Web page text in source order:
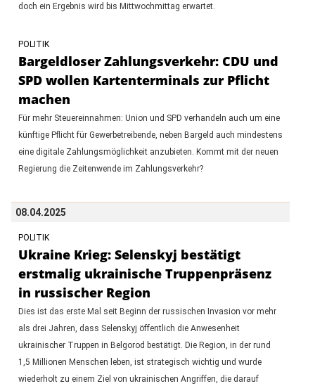
doch ein Ergebnis wird bis Mittwochmittag erwartet.
POLITIK
Bargeldloser Zahlungsverkehr: CDU und
SPD wollen Kartenterminals zur Pflicht
machen
Für mehr Steuereinnahmen: Union und SPD verhandeln auch um eine
künftige Pflicht für Gewerbetreibende, neben Bargeld auch mindestens
eine digitale Zahlungsmöglichkeit anzubieten. Kommt mit der neuen
Regierung die Zeitenwende im Zahlungsverkehr?
08.04.2025
POLITIK
Ukraine Krieg: Selenskyj bestätigt
erstmalig ukrainische Truppenpräsenz
in russischer Region
Dies ist das erste Mal seit Beginn der russischen Invasion vor mehr
als drei Jahren, dass Selenskyj öffentlich die Anwesenheit
ukrainischer Truppen in Belgorod bestätigt. Die Region, in der rund
1,5 Millionen Menschen leben, ist strategisch wichtig und wurde
wiederholt zu einem Ziel von ukrainischen Angriffen, die darauf